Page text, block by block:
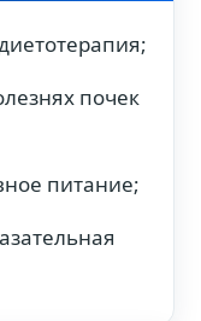
почек
питание;